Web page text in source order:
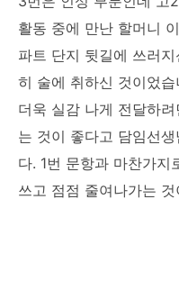
활동 중에 만난 할머니
파트 단지 뒷길에 쓰러
히 술에 취하신 것이었
더욱 실감 나게 전달하
는 것이 좋다고 담임선
다. 1번 문항과 마찬가지
쓰고 점점 줄여나가는